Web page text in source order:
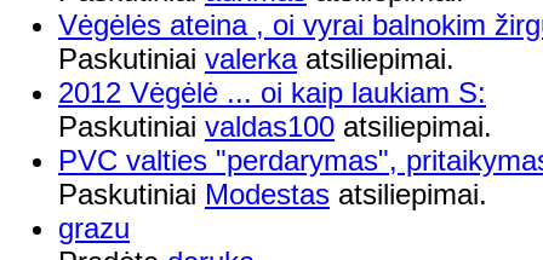
Vėgėlės ateina , oi vyrai balnokim
Paskutiniai valerkaatsiliepimai.
2012 Vėgėlė ... oi kaip laukiam S:
Paskutiniai valdas100 atsiliepimai.
PVC valties "perdarymas",
Paskutiniai Modestas atsiliepimai.
grazu